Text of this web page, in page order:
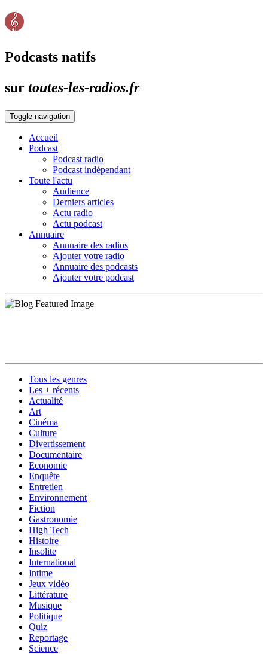
Podcasts natifs
sur toutes-les-radios.fr
Toggle navigation
Accueil
Podcast
Podcast radio
Podcast indépendant
Toute l'actu
Audience
Derniers articles
Actu radio
Actu podcast
Annuaire
Annuaire des radios
Ajouter votre radio
Annuaire des podcasts
Ajouter votre podcast
Tous les genres
Les + récents
Actualité
Art
Cinéma
Culture
Divertissement
Documentaire
Economie
Enquête
Entretien
Environnement
Fiction
Gastronomie
High Tech
Histoire
Insolite
International
Intime
Jeux vidéo
Littérature
Musique
Politique
Quiz
Reportage
Science